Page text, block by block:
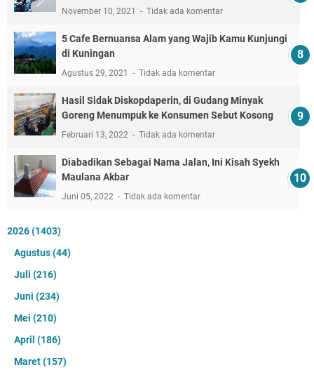
November 10, 2021 Tidak ada komentar
5 Cafe Bernuansa Alam yang Wajib Kamu Kunjungi
di Kuningan
Agustus 29, 2021 Tidak ada komentar
Hasil Sidak Diskopdaperin, di Gudang Minyak
Goreng Menumpuk ke Konsumen Sebut Kosong
Februari 13, 2022 Tidak ada komentar
Diabadikan Sebagai Nama Jalan, Ini Kisah Syekh
Maulana Akbar
Juni 05, 2022 Tidak ada komentar
2026(1403)
Agustus(44)
Juli (216)
Juni (234)
Mei (210)
April (186)
Maret(157)